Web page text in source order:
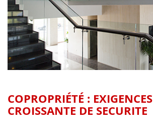
COPROPRIÉTÉ : EXIGENCES
CROISSANTE DE SECURITE